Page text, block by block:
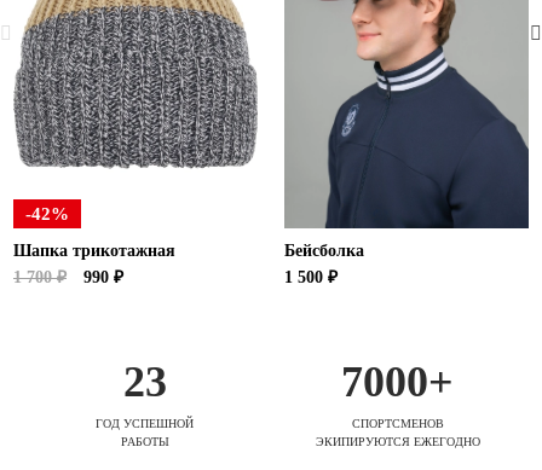
-42%
Шапка трикотажная
1 700 ₽
990 ₽
Бейсболка
1 500 ₽
23
ГОД УСПЕШНОЙ
РАБОТЫ
7000+
СПОРТСМЕНОВ
ЭКИПИРУЮТСЯ ЕЖЕГОДНО